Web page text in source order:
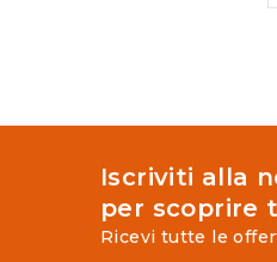
Iscriviti alla
per scoprire
Ricevi tutte le